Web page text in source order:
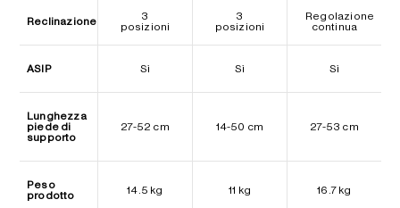
Reclinazione
3
posizioni
3
posizioni
Regolazione
continua
ASIP Sì Sì Sì
Lunghezza
piede di
supporto
27-52 cm 14-50 cm 27-53 cm
Peso
prodotto
14.5 kg 11 kg 16.7 kg